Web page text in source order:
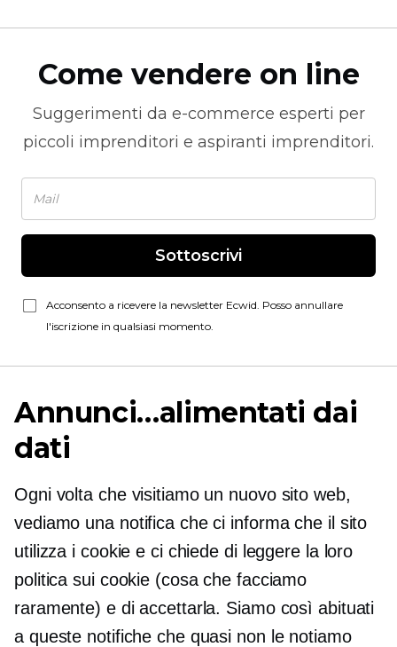
Come vendere on line
Suggerimenti da e-commerce esperti per
piccoli imprenditori e aspiranti imprenditori.
Sottoscrivi
Acconsento a ricevere la newsletter Ecwid. Posso annullare
l'iscrizione in qualsiasi momento.
Annunci…alimentati dai
dati
Ogni volta che visitiamo un nuovo sito web,
vediamo una notifica che ci informa che il sito
utilizza i cookie e ci chiede di leggere la loro
politica sui cookie (cosa che facciamo
raramente) e di accettarla. Siamo così abituati
a queste notifiche che quasi non le notiamo